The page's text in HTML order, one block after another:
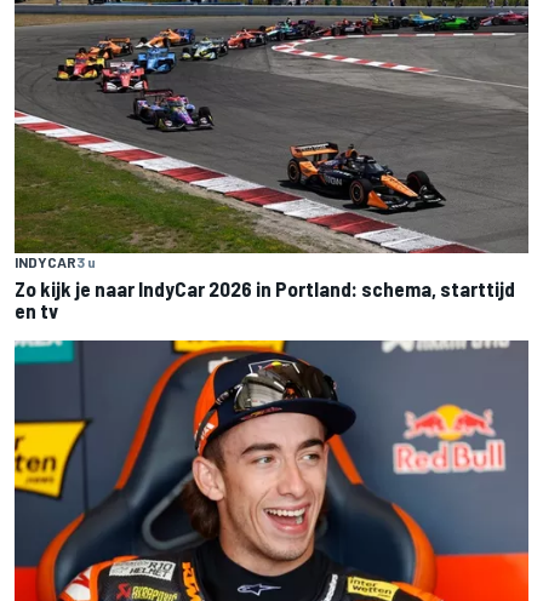
INDYCAR3 u
Zo kijk je naar IndyCar 2026 in Portland: schema, starttijd
en tv